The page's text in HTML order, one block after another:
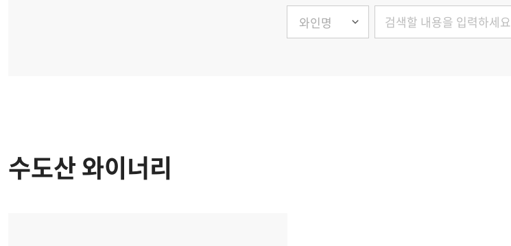
수도산 와이너리